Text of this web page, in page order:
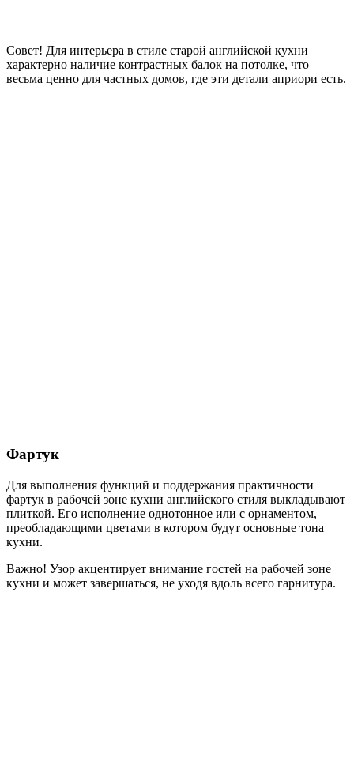
Совет! Для интерьера в стиле старой английской кухни
характерно наличие контрастных балок на потолке, что
весьма ценно для частных домов, где эти детали априори есть.
Фартук
Для выполнения функций и поддержания практичности
фартук в рабочей зоне кухни английского стиля выкладывают
плиткой. Его исполнение однотонное или с орнаментом,
преобладающими цветами в котором будут основные тона
кухни.
Важно! Узор акцентирует внимание гостей на рабочей зоне
кухни и может завершаться, не уходя вдоль всего гарнитура.